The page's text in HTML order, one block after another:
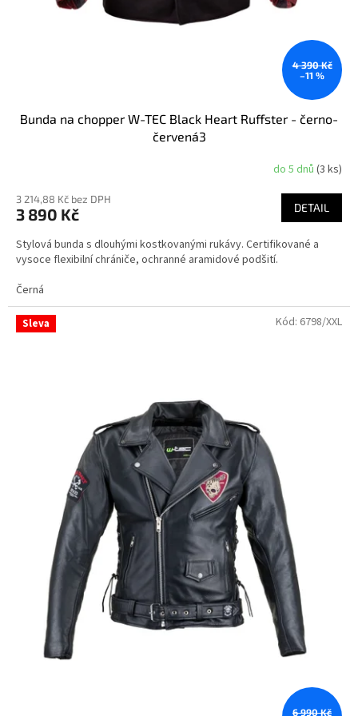
4 390 Kč
–11 %
Bunda na chopper W-TEC Black Heart Ruffster - černo-
červená3
produktu
je
z
5
do 5 dnů(3 ks)
3 214,88 Kč bez DPH
3 890 Kč DETAIL
Stylová bunda s dlouhými kostkovanými rukávy. Certifikované a
vysoce flexibilní chrániče, ochranné aramidové podšití.
Černá
Sleva
6 990 Kč
Kód: 6798/XXL